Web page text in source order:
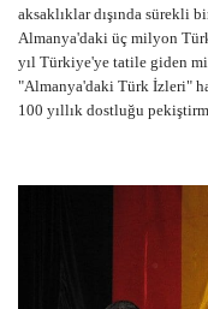
aksaklıklar dışında sürekli
Almanya'daki üç milyon
yıl Türkiye'ye tatile giden
"Almanya'daki Türk İzleri"
100 yıllık dostluğu